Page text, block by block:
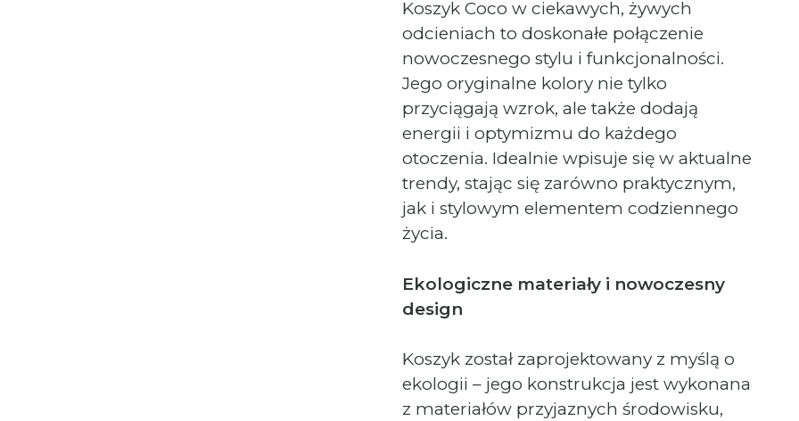
Koszyk Coco w ciekawych, żywych
odcieniach to doskonałe połączenie
nowoczesnego stylu i funkcjonalności.
Jego oryginalne kolory nie tylko
przyciągają wzrok, ale także dodają
energii i optymizmu do każdego
otoczenia. Idealnie wpisuje się w aktualne
trendy, stając się zarówno praktycznym,
jak i stylowym elementem codziennego
życia.
Ekologiczne materiały i nowoczesny
design
Koszyk został zaprojektowany z myślą o
ekologii – jego konstrukcja jest wykonana
z materiałów przyjaznych środowisku,